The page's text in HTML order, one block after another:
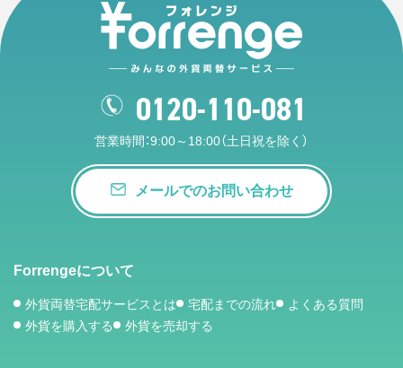
0120-110-081
営業時間：9:00～18:00（土日祝を除く）
メールでのお問い合わせ
Forrengeについて
外貨両替宅配サービスとは 宅配までの流れ
よくある質問
外貨を購入する
外貨を売却する